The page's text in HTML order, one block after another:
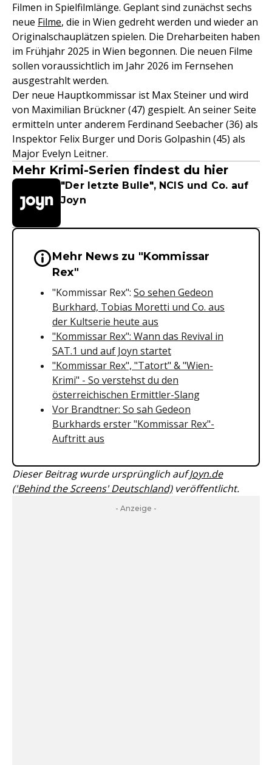
Filmen in Spielfilmlänge. Geplant sind zunächst sechs
neue Filme, die in Wien gedreht werden und wieder an
Originalschauplätzen spielen. Die Dreharbeiten haben
im Frühjahr 2025 in Wien begonnen. Die neuen Filme
sollen voraussichtlich im Jahr 2026 im Fernsehen
ausgestrahlt werden.
Der neue Hauptkommissar ist Max Steiner und wird
von Maximilian Brückner (47) gespielt. An seiner Seite
ermitteln unter anderem Ferdinand Seebacher (36) als
Inspektor Felix Burger und Doris Golpashin (45) als
Major Evelyn Leitner.
Mehr Krimi-Serien findest du hier
"Der letzte Bulle", NCIS und Co. auf
Joyn
Wichtige Hinweise &
Mehr News zu "Kommissar
Rex"
"Kommissar Rex": So sehen Gedeon
Burkhard, Tobias Moretti und Co. aus
der Kultserie heute aus
"Kommissar Rex": Wann das Revival in
SAT.1 und auf Joyn startet
"Kommissar Rex", "Tatort" & "Wien-
Krimi" - So verstehst du den
österreichischen Ermittler-Slang
Vor Brandtner: So sah Gedeon
Burkhards erster "Kommissar Rex"-
Auftritt aus
Dieser Beitrag wurde ursprünglich aufJoyn.de
('Behind the Screens' Deutschland)veröffentlicht.
- Anzeige -